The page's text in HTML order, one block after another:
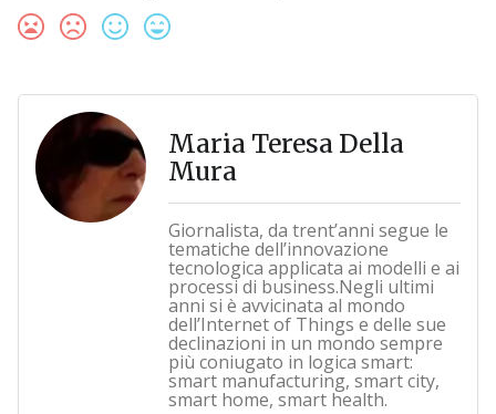
Maria Teresa Della
Mura
Giornalista, da trent’anni segue le
tematiche dell’innovazione
tecnologica applicata ai modelli e ai
processi di business.Negli ultimi
anni si è avvicinata al mondo
dell’Internet of Things e delle sue
declinazioni in un mondo sempre
più coniugato in logica smart:
smart manufacturing, smart city,
smart home, smart health.